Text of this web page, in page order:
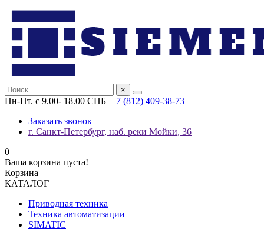
×
Пн-Пт. с 9.00- 18.00 СПБ + 7 (812) 409-38-73
Заказать звонок
г. Санкт-Петербург, наб. реки Мойки, 36
0
Ваша корзина пуста!
Корзина
КАТАЛОГ
Приводная техника
Техника автоматизации
SIMATIC